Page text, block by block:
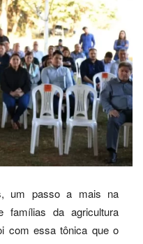
um passo a mais na
famílias da agricultura
com essa tônica que o